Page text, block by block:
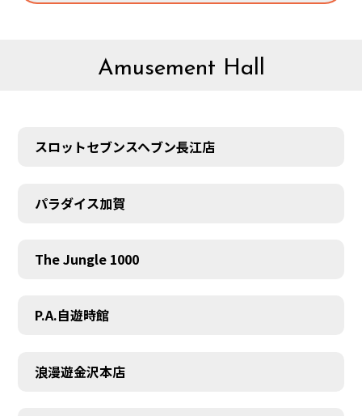
Amusement Hall
スロットセブンスヘブン長江店
パラダイス加賀
The Jungle 1000
P.A.自遊時館
浪漫遊金沢本店